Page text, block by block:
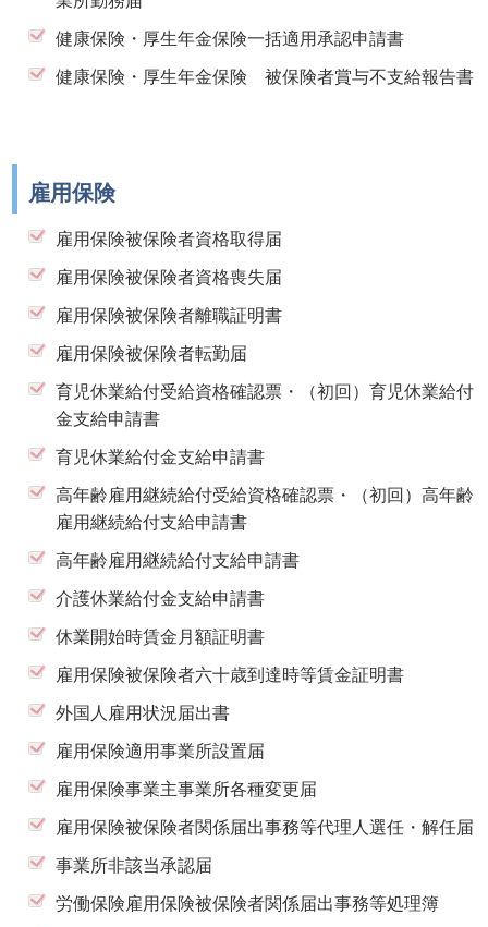
健康保険・厚生年金保険一括適用承認申請書
健康保険・厚生年金保険 被保険者賞与不支給報告書
雇用保険
雇用保険被保険者資格取得届
雇用保険被保険者資格喪失届
雇用保険被保険者離職証明書
雇用保険被保険者転勤届
育児休業給付受給資格確認票・（初回）育児休業給付
金支給申請書
育児休業給付金支給申請書
高年齢雇用継続給付受給資格確認票・（初回）高年齢
雇用継続給付支給申請書
高年齢雇用継続給付支給申請書
介護休業給付金支給申請書
休業開始時賃金月額証明書
雇用保険被保険者六十歳到達時等賃金証明書
外国人雇用状況届出書
雇用保険適用事業所設置届
雇用保険事業主事業所各種変更届
雇用保険被保険者関係届出事務等代理人選任・解任届
事業所非該当承認届
労働保険雇用保険被保険者関係届出事務等処理簿